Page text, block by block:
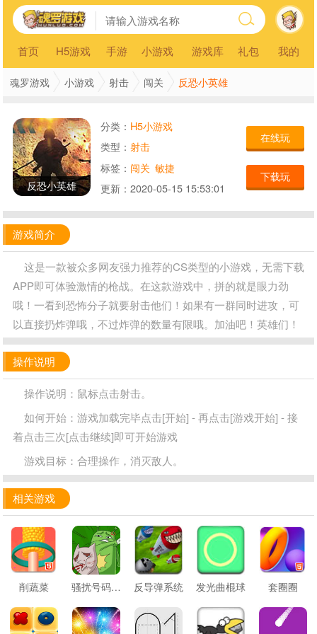
首页 H5游戏 手游 小游戏 游戏库 礼包 我的
魂罗游戏 小游戏 射击 闯关 反恐小英雄
反恐小英雄
分类： H5小游戏
类型： 射击
标签： 闯关 敏捷
更新： 2020-05-15 15:53:01
在线玩
下载玩
游戏简介
这是一款被众多网友强力推荐的CS类型的小游戏，无需下载
APP即可体验激情的枪战。在这款游戏中，拼的就是眼力劲
哦！一看到恐怖分子就要射击他们！如果有一群同时进攻，可
以直接扔炸弹哦，不过炸弹的数量有限哦。加油吧！英雄们！
操作说明
操作说明：鼠标点击射击。
如何开始：游戏加载完毕点击[开始] - 再点击[游戏开始] - 接
着点击三次[点击继续]即可开始游戏
游戏目标：合理操作，消灭敌人。
相关游戏
削蔬菜 骚扰号码大作战 反导弹系统 发光曲棍球 套圈圈